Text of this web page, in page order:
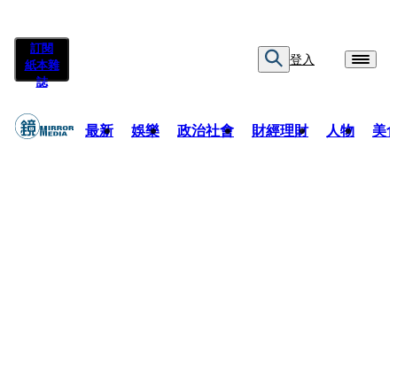
訂閱
紙本雜
誌
登入
最新 娛樂 政治社會 財經理財 人物 美